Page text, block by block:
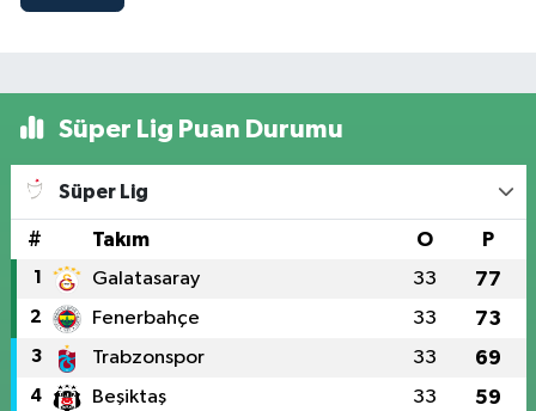
Süper Lig Puan Durumu
Süper Lig
# Takım O P
1 Galatasaray 33 77
2 Fenerbahçe 33 73
3 Trabzonspor 33 69
4 Beşiktaş 33 59